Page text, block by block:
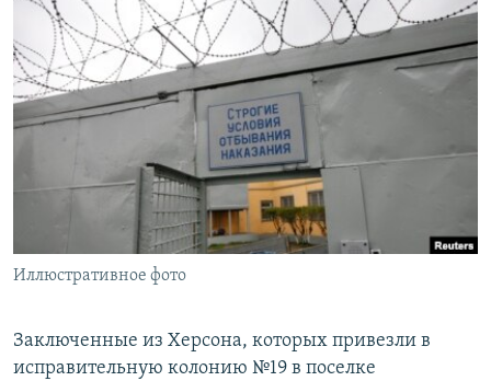
поискуСЕВЕР.РЕАЛИИ
СИБИРЬ.РЕАЛИИ
РАСПИСАНИЕ ВЕЩАНИЯ
ПОДПИШИТЕСЬ НА РАССЫЛКУ
СОЦИАЛЬНЫЕ СЕТИ
Все сайты РСЕ/РС
Иллюстративное фото
Заключенные из Херсона, которых привезли в
исправительную колонию №19 в поселке